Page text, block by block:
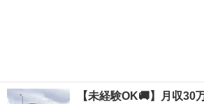
【未経験OK🚚】月収30